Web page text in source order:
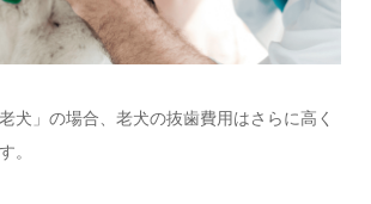
犬」の場合、老犬の抜歯費用はさらに高く
。